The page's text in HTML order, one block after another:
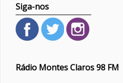
Siga-nos
Rádio Montes Claros 98 FM